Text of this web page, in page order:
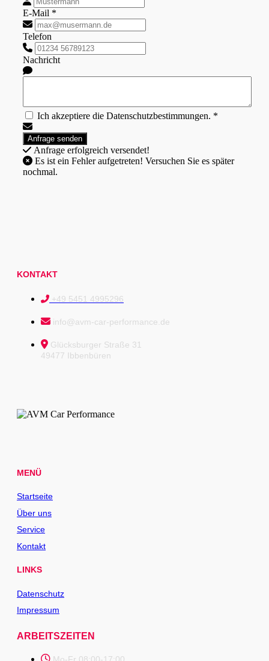
E-Mail *
Telefon
Nachricht
Ich akzeptiere die Datenschutzbestimmungen. *
Anfrage erfolgreich versendet!
nochmal.
KONTAKT
+49 5451 4995296
info@avm-car-performance.de
Glücksburger Straße 31
49477 Ibbenbüren
MENÜ
Startseite
Über uns
Service
Kontakt
LINKS
Datenschutz
Impressum
ARBEITSZEITEN
Mo-Fr 08:00-17:00